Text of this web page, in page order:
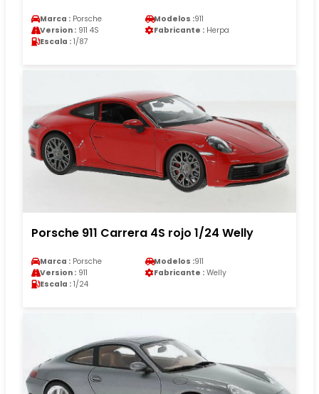
Marca : Porsche Modelos :911
Version : 911 4S Fabricante : Herpa
Escala : 1/87
Porsche 911 Carrera 4S rojo 1/24 Welly
Marca : Porsche Modelos :911
Version : 911 Fabricante : Welly
Escala : 1/24